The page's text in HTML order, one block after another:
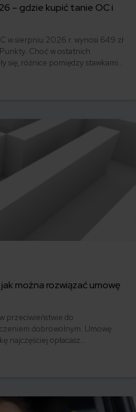
– gdzie kupić tanie OC i
w sierpniu 2026 r. wynosi 649 zł
Choć w ostatnich
się, różnice pomiędzy stawkami
znaleźć najtańsze OC w Polsce
można rozwiązać umowę
przeciwieństwie do
dobrowolnym. Umowę
najczęściej opłacasz
samochód w trakcie trwania